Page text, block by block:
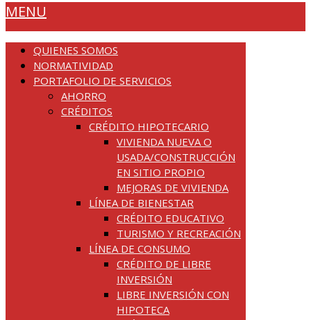
MENU
QUIENES SOMOS
NORMATIVIDAD
PORTAFOLIO DE SERVICIOS
AHORRO
CRÉDITOS
CRÉDITO HIPOTECARIO
VIVIENDA NUEVA O
USADA/CONSTRUCCIÓN
EN SITIO PROPIO
MEJORAS DE VIVIENDA
LÍNEA DE BIENESTAR
CRÉDITO EDUCATIVO
TURISMO Y RECREACIÓN
LÍNEA DE CONSUMO
CRÉDITO DE LIBRE
INVERSIÓN
LIBRE INVERSIÓN CON
HIPOTECA